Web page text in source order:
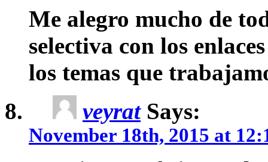
Me alegro mucho de
selectiva con los
los temas que
veyratSays:
November 18th, 2015 at